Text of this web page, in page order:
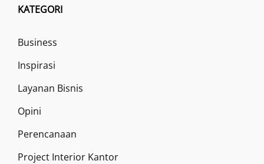
KATEGORI
Business
Inspirasi
Layanan Bisnis
Opini
Perencanaan
Project Interior Kantor